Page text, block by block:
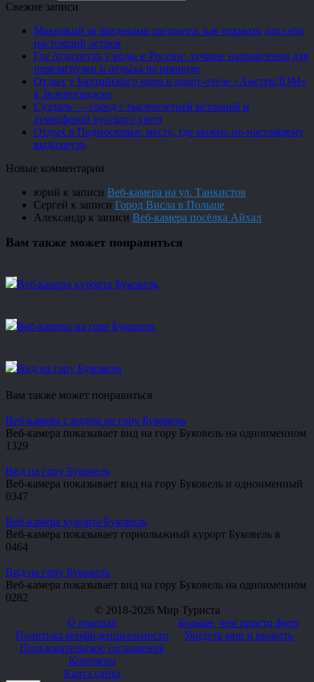
Свежие записи
Маврикий за пределами шезлонга: как открыть для себя
настоящий остров
Где отдохнуть у воды в России: лучшие направления для
перезагрузки и отдыха на природе
Отдых у Балтийского моря в апарт-отеле «АмстерДОМ»
в Зеленоградске
Суздаль — город с тысячелетней историей и
атмосферой русского уюта
Отдых в Подмосковье: место, где можно по-настоящему
выдохнуть
Новые комментарии
юрий к записи Веб-камера на ул. Танкистов
Сергей к записи Город Висла в Польше
Александр к записи Веб-камера посёлка Айхал
Вам также может понравиться
Веб-камера курорта Буковель
Веб-камера на горе Буковель
Вид на гору Буковель
Вам также может понравиться
Веб-камера с видом на гору Буковель
Веб-камера показывает вид на гору Буковель на одноименном
1 329
Вид на гору Буковель
Веб-камера показывает вид на гору Буковель и одноименный
0347
Веб-камера курорта Буковель
Веб-камера показывает горнолыжный курорт Буковель в
0464
Вид на гору Буковель
Веб-камера показывает вид на гору Буковель на одноименном
0282
© 2018-2026 Мир Туриста
О портале
Политика конфиденциальности
Пользовательское соглашение
Контакты
Карта сайта
Больше, чем просто фото
Увидеть мир и выжить